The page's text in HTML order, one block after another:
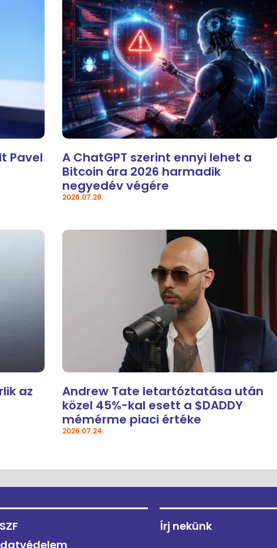
Pavel
A ChatGPT szerint ennyi lehet a
Bitcoin ára 2026 harmadik
negyedév végére
2026.07.28.
az
Andrew Tate letartóztatása után
közel 45%-kal esett a $DADDY
mémérme piaci értéke
2026.07.24.
Írj nekünk